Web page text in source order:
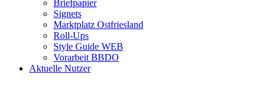
Briefpapier
Signets
Marktplatz Ostfriesland
Roll-Ups
Style Guide WEB
Vorarbeit BBDO
Aktuelle Nutzer